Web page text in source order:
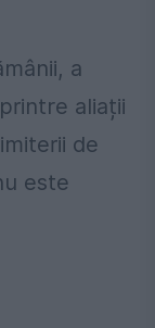
a
aliații
de
este